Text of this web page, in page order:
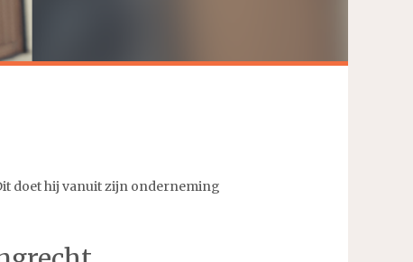
doet hij vanuit zijn onderneming